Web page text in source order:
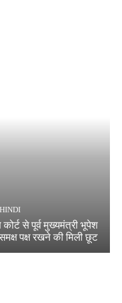
से पूर्व मुख्यमंत्री भूपेश
पक्ष रखने की मिली छूट